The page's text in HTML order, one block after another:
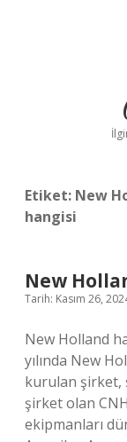
Etiket: New
hangisi
New
Tarih: Kasım 26,
New Holland
yılında New
kurulan şirket,
şirket olan
ekipmanları